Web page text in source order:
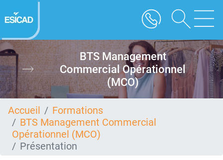
au
contenu
BTS Management
Commercial Opérationnel
(MCO)
Accueil
Formations
BTS Management Commercial
Opérationnel (MCO)
Présentation